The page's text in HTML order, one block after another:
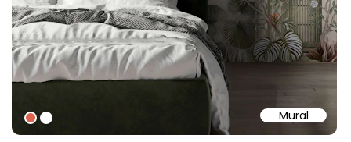
Mural
#DB644F
#ffffff